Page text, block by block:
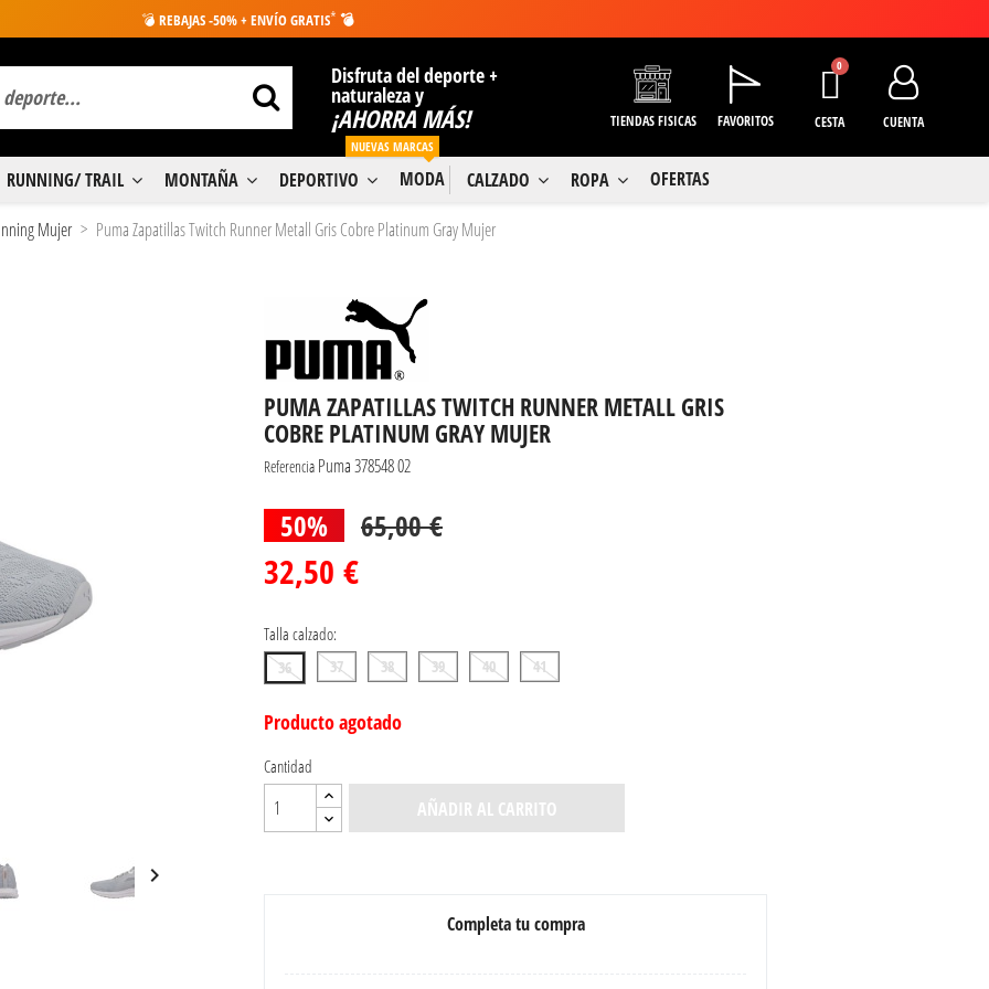
💣 REBAJAS -50% + ENVÍO GRATIS* 💣
Disfruta del deporte +
naturaleza y
¡AHORRA MÁS! TIENDAS FISICAS FAVORITOS CESTA CUENTA
RUNNING/ TRAIL MONTAÑA DEPORTIVO MODA
NUEVAS MARCAS
CALZADO ROPA OFERTAS
Mujer Puma Zapatillas Twitch Runner Metall Gris Cobre Platinum Gray Mujer

PUMA ZAPATILLAS TWITCH RUNNER METALL GRIS
COBRE PLATINUM GRAY MUJER
Referencia Puma 378548 02
50% 65,00 €
32,50 €
Talla calzado:
36 37 38 39 40 41
Producto agotado
Cantidad
AÑADIR AL CARRITO
Completa tu compra